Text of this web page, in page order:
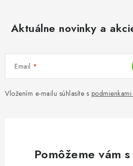
Aktuálne novinky a
Email
Vložením e-mailu súhlasíte s
Pomôžeme vám